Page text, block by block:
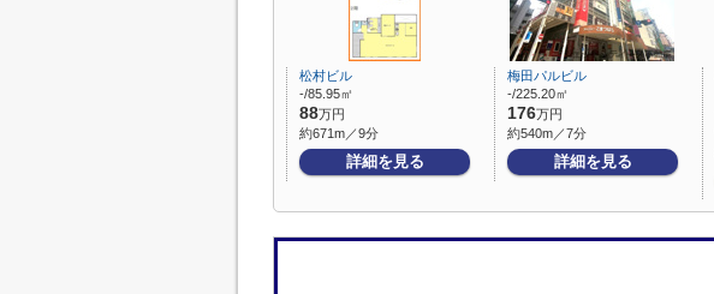
松村ビル
-/85.95㎡
88万円
約671m／9分
詳細を見る
梅田パルビル
-/225.20㎡
176万円
約540m／7分
詳細を見る